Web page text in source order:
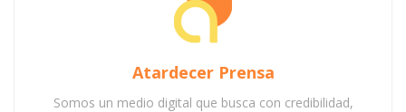
Atardecer Prensa
Somos un medio digital que busca con credibilidad,